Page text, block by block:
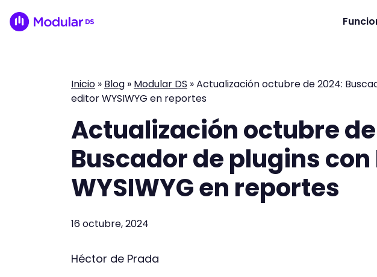
Inicio » Blog » Modular DS »Actualización octubre de 2024:
editor WYSIWYG en reportes
Actualización octubre
Buscador de plugins
WYSIWYG en reportes
16 octubre, 2024
Héctor de Prada